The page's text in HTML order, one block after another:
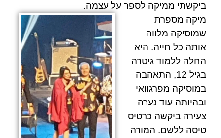
ביקשתי ממיקה לספר על עצמה.
מיקה מספרת
שמוסיקה מלווה
אותה כל חייה. היא
החלה ללמוד גיטרה
בגיל 12, התאהבה
במוסיקה מפרגוואי
ובהיותה עוד נערה
צעירה ביקשה כרטיס
טיסה ללשם. המורה